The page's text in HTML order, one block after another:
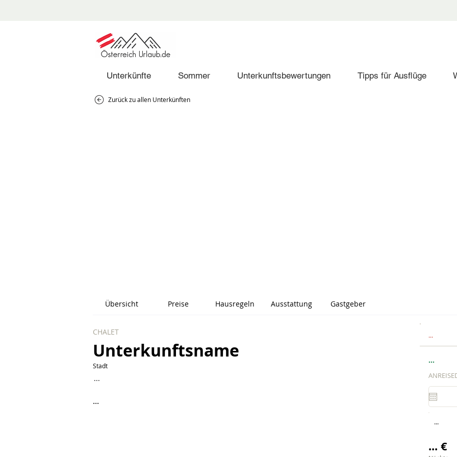
Unterkünfte Sommer Unterkunftsbewertungen Tipps für Ausflüge
Zurück zu allen Unterkünften
Übersicht Preise Hausregeln Ausstattung Gastgeber
CHALET
Unterkunftsname
Stadt
...
...
...
...
...
... €